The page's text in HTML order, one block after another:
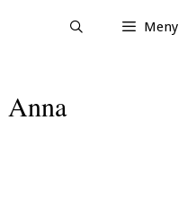
Meny
Anna